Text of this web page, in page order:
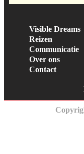
Visible Dreams
Reizen
Communicatie
Over ons
Contact